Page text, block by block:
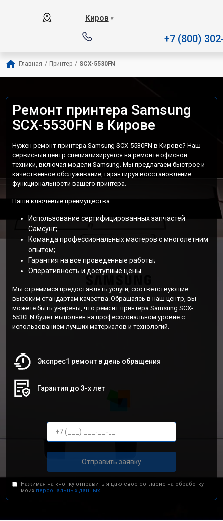
Киров ▼
+7 (800)
Главная / Принтер / SCX-5530FN
Ремонт принтера Samsung
SCX-5530FN в Кирове
Нужен ремонт принтера Samsung SCX-5530FN в Кирове? Наш
сервисный центр специализируется на ремонте офисной
техники, включая модели Samsung. Мы предлагаем быстрое и
качественное обслуживание, гарантируя восстановление
функциональности вашего принтера.
Наши ключевые преимущества:
Использование сертифицированных запчастей
Самсунг;
Команда профессиональных мастеров с многолетним
опытом;
Гарантия на все проведенные работы;
Оперативность и доступные цены.
Мы стремимся предоставлять услуги, соответствующие
высоким стандартам качества. Обращаясь в наш центр, вы
можете быть уверены, что ремонт принтера Samsung SCX-
5530FN будет выполнен на профессиональном уровне с
использованием лучших материалов и технологий.
Экспрес1 ремонт в день обращения
Гарантия до 3-х лет
Отправить заявку
Нажимая на кнопку отправить я даю свое согласие на обработку
моих персональных данных.